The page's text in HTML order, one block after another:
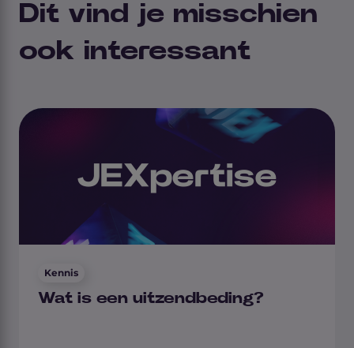
Dit vind je misschien
ook interessant
Kennis
Wat is een uitzendbeding?